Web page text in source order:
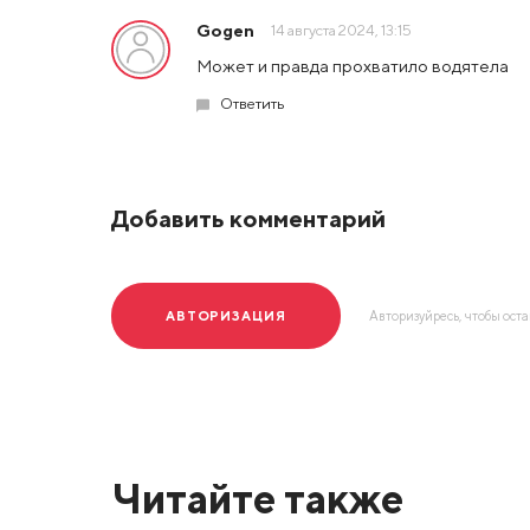
Gogen 14 августа 2024, 13:15
Может и правда прохватило водятела
Ответить
Добавить комментарий
АВТОРИЗАЦИЯ Авторизуйресь, чтобы
Читайте также